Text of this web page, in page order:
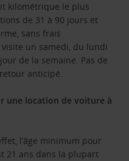
kilométrique le plus
de 31 à 90 jours et
sans frais
un samedi, du lundi
de la semaine. Pas de
anticipé.
une location de voiture à
l’âge minimum pour
21 ans dans la plupart